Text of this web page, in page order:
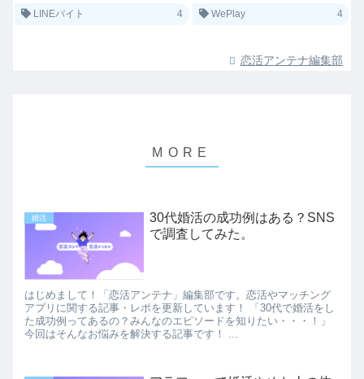
LINEバイト 4 WePlay 4
恋活アンテナ編集部
婚活
30代婚活の成功例はある？SNS
で調査してみた。
はじめまして！「恋活アンテナ」編集部です。恋活やマッチング
アプリに関する記事・レポを更新しています！ 「30代で婚活をし
た成功例ってあるの？みんなのエピソードを知りたい・・・！」
今回はそんなお悩みを解決する記事です！ ...